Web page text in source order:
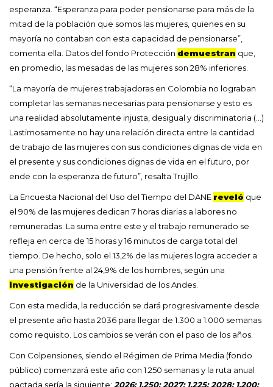
esperanza. “Esperanza para poder pensionarse para más de la
mitad de la población que somos las mujeres, quienes en su
mayoría no contaban con esta capacidad de pensionarse”,
comenta ella. Datos del fondo Protección demuestran que,
en promedio, las mesadas de las mujeres son 28% inferiores.
“La mayoría de mujeres trabajadoras en Colombia no lograban
completar las semanas necesarias para pensionarse y esto es
una realidad absolutamente injusta, desigual y discriminatoria (…)
Lastimosamente no hay una relación directa entre la cantidad
de trabajo de las mujeres con sus condiciones dignas de vida en
el presente y sus condiciones dignas de vida en el futuro, por
ende con la esperanza de futuro”, resalta Trujillo.
La Encuesta Nacional del Uso del Tiempo del DANE reveló que
el 90% de las mujeres dedican 7 horas diarias a labores no
remuneradas. La suma entre este y el trabajo remunerado se
refleja en cerca de 15 horas y 16 minutos de carga total del
tiempo. De hecho, solo el 13,2% de las mujeres logra acceder a
una pensión frente al 24,9% de los hombres, según una
investigación de la Universidad de los Andes.
Con esta medida, la reducción se dará progresivamente desde
el presente año hasta 2036 para llegar de 1.300 a 1.000 semanas
como requisito. Los cambios se verán con el paso de los años.
Con Colpensiones, siendo el Régimen de Prima Media (fondo
público) comenzará este año con 1.250 semanas y la ruta anual
pactada sería la siguiente: 2026: 1.250; 2027: 1.225; 2028: 1.200;